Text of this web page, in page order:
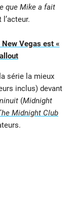
que Mike a fait
l’acteur.
Vegas est «
série la mieux
inclus) devant
(Midnight
Midnight Club